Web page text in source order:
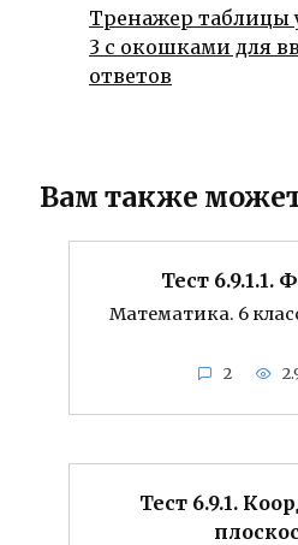
Тренажер таблицы
3 с окошками для
ответов
Вам также
Тест 6.9.1.1.
Математика. 6
2
Тест 6.9.1.